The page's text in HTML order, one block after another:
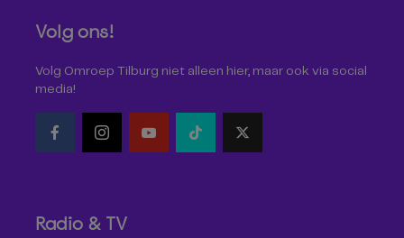
Volg ons!
Volg Omroep Tilburg niet alleen hier, maar ook via social
media!
Radio & TV